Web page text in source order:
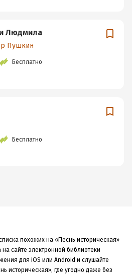
Людмила
Пушкин
Бесплатно
Бесплатно
похожих на «Песнь историческая»
сайте электронной библиотеки
для iOS или Android и слушайте
историческая», где угодно даже без